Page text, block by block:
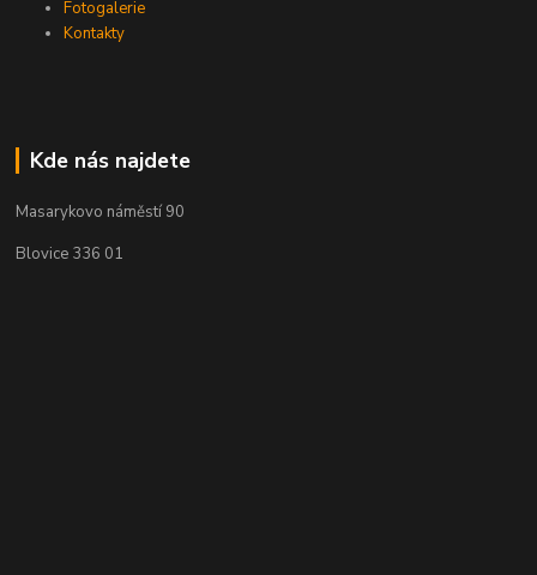
Fotogalerie
Kontakty
Kde nás najdete
Masarykovo náměstí 90
Blovice 336 01